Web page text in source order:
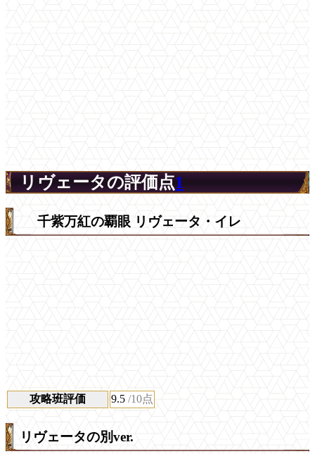
リヴェータの評価点1
千紫万紅の覇眼 リヴェータ・イレ
攻略班評価 9.5 /10点
リヴェータの別ver.